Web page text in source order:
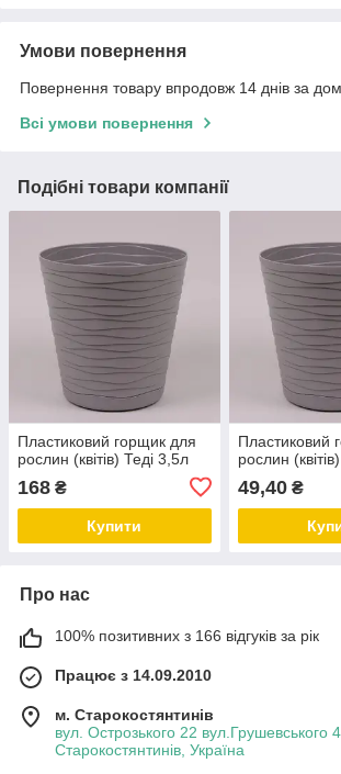
Умови повернення
Повернення товару впродовж 14 днів за
Всі умови повернення
Подібні товари компанії
Пластиковий горщик для
рослин (квітів) Теді 3,5л
168 ₴
Купити
Пластиковий
рослин
49,40₴
Про нас
100% позитивних з 166 відгуків за рік
Працює з 14.09.2010
м. Старокостянтинів
вул. Острозького 22 вул.Грушевського
Старокостянтинів, Україна